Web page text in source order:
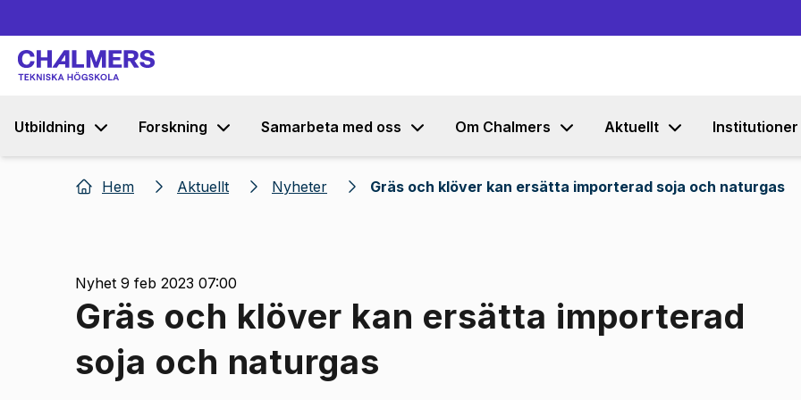
Utbildning Forskning Samarbeta med oss Om Chalmers Aktuellt Institutioner
Hem Aktuellt Nyheter Gräs och klöver kan ersätta importerad soja och naturgas
Nyhet 9 feb 2023 07:00
Gräs och klöver kan ersätta importerad
soja och naturgas